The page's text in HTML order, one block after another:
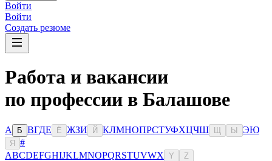
Войти
Войти
Создать резюме
Работа и вакансии
по профессии в Балашове
А Б ВГДЕ Ё ЖЗИ Й КЛМНОПРСТУФХЦЧШ Ы ЭЮ
Я
#
ABCDEFGHIJKLMNOPQRSTUVWX Y Z